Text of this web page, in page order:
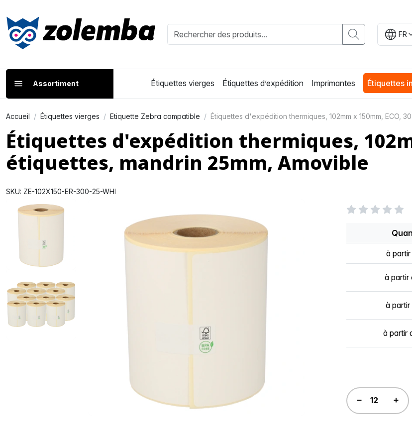
FR
Assortiment Étiquettes vierges Étiquettes d’expédition Imprimantes Étiquettes
Accueil Étiquettes vierges Etiquette Zebra compatible Étiquettes d'expédition thermiques, 102mm x 150mm, ECO,
Étiquettes d'expédition thermiques,
étiquettes, mandrin 25mm, Amovible
SKU: ZE-102X150-ER-300-25-WHI
à partir
à partir
à partir
à partir